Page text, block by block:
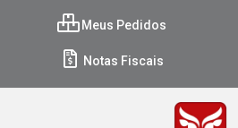
Meus Pedidos
Notas Fiscais